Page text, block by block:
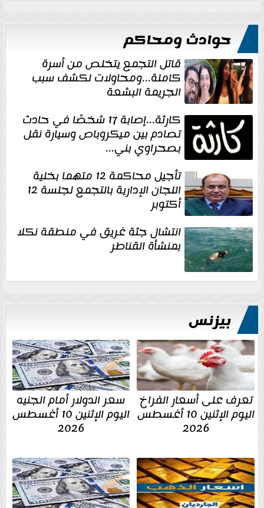
حوادث ومحاكم
قاتل التجمع يتخلص من أسرة
كاملة...ومحاولات لكشف سبب
الجريمة البشعة
كارثة...إصابة 17 شخصًا في حادث
تصادم بين ميكروباص وسيارة نقل
بصحراوي بني...
تأجيل محاكمة 12 متهما بخلية
اللجان الإدارية بالتجمع لجلسة 12
أكتوبر
انتشال جثة غريق في منطقة نكلا
بمنشأة القناطر
بيزنس
تعرف على أسعار الفراخ
اليوم الإثنين 10 أغسطس
2026
سعر الدولار أمام الجنيه
اليوم الإثنين 10 أغسطس
2026